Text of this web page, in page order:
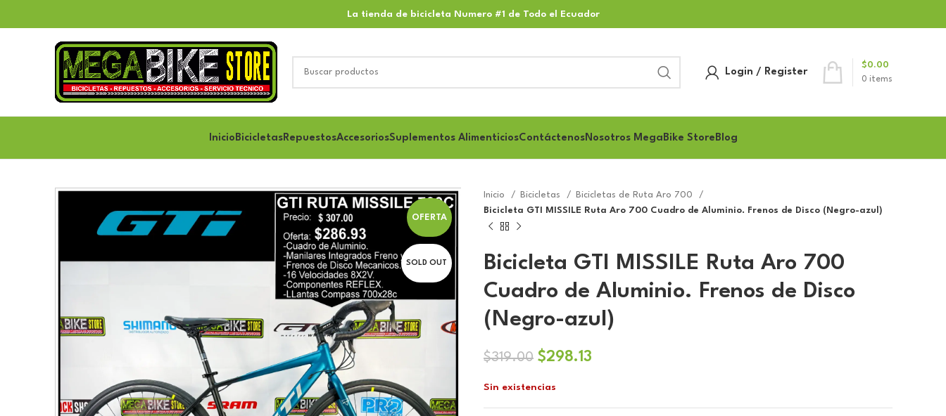
La tienda de bicicleta Numero #1 de Todo el Ecuador
Login / Register
0 items
$0.00
Inicio BicicletasRepuestosAccesoriosSuplementos AlimenticiosContáctenosNosotros MegaBike Store Blog
OFERTA
SOLD OUT
Inicio Bicicletas
Bicicletas de Ruta Aro 700
Bicicleta GTI MISSILE Ruta Aro 700 Cuadro de Aluminio. Frenos de Disco (Negro-azul)
Bicicleta GTI MISSILE Ruta Aro 700
Cuadro de Aluminio. Frenos de Disco
(Negro-azul)
$319.00 El
original
$298.13
Sin existencias